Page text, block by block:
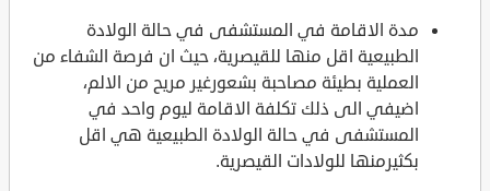
مدة الاقامة في المستشفى في حالة الولادة
الطبيعية اقل منها للقيصرية، حيث ان فرصة الشفاء من
العملية بطيئة مصاحبة بشعورغير مريح من الالم،
اضيفي الى ذلك تكلفة الاقامة ليوم واحد في
المستشفى في حالة الولادة الطبيعية هي اقل
بكثيرمنها للولادات القيصرية.